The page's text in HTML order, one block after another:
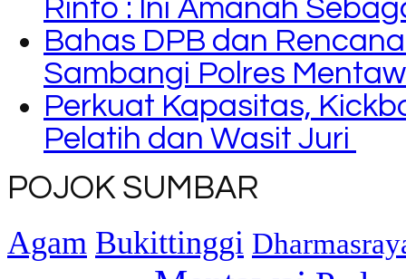
Rinto : Ini Amanah
Bahas DPB dan
Sambangi Polres
Perkuat Kapasitas,
Pelatih dan Wasit Juri
POJOK SUMBAR
Agam Bukittinggi